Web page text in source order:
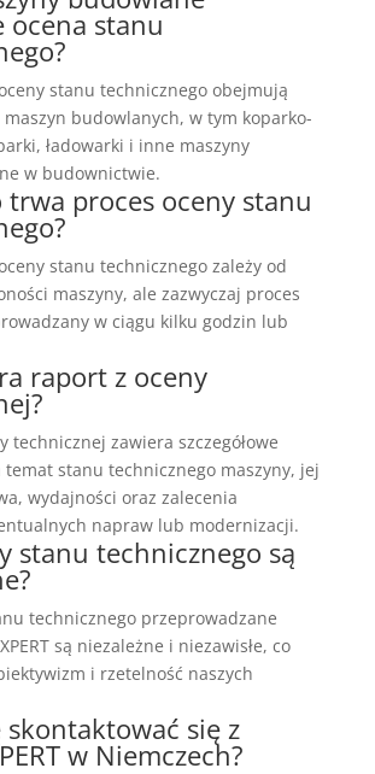
ocena stanu
stanu technicznego obejmują
budowlanych, w tym koparko-
ładowarki i inne maszyny
w budownictwie.
trwa proces oceny stanu
stanu technicznego zależy od
maszyny, ale zazwyczaj proces
w ciągu kilku godzin lub
raport z oceny
technicznej zawiera szczegółowe
stanu technicznego maszyny, jej
wydajności oraz zalecenia
napraw lub modernizacji.
stanu technicznego są
technicznego przeprowadzane
są niezależne i niezawisłe, co
i rzetelność naszych
skontaktować się z
w Niemczech?